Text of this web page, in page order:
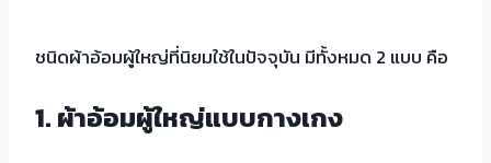
ชนิดผ้าอ้อมผู้ใหญ่ที่นิยมใช้ในปัจจุบัน มีทั้งหมด 2 แบบ คือ
1. ผ้าอ้อมผู้ใหญ่แบบกางเกง